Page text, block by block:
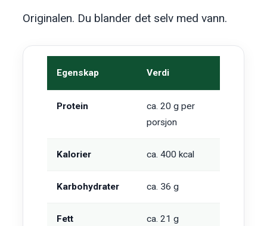
Originalen. Du blander det selv med vann.
Egenskap Verdi
Protein
ca. 20 g per
porsjon
Kalorier ca. 400 kcal
Karbohydrater ca. 36 g
Fett ca. 21 g